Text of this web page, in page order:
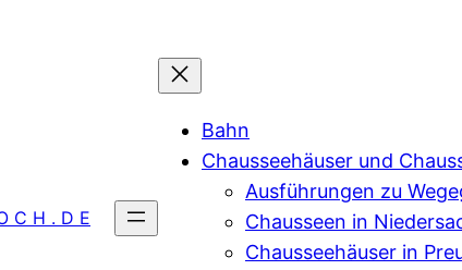
C H . D E
Bahn
Chausseehäuser und
Ausführungen zu
Chausseen in
Chausseehäuser in